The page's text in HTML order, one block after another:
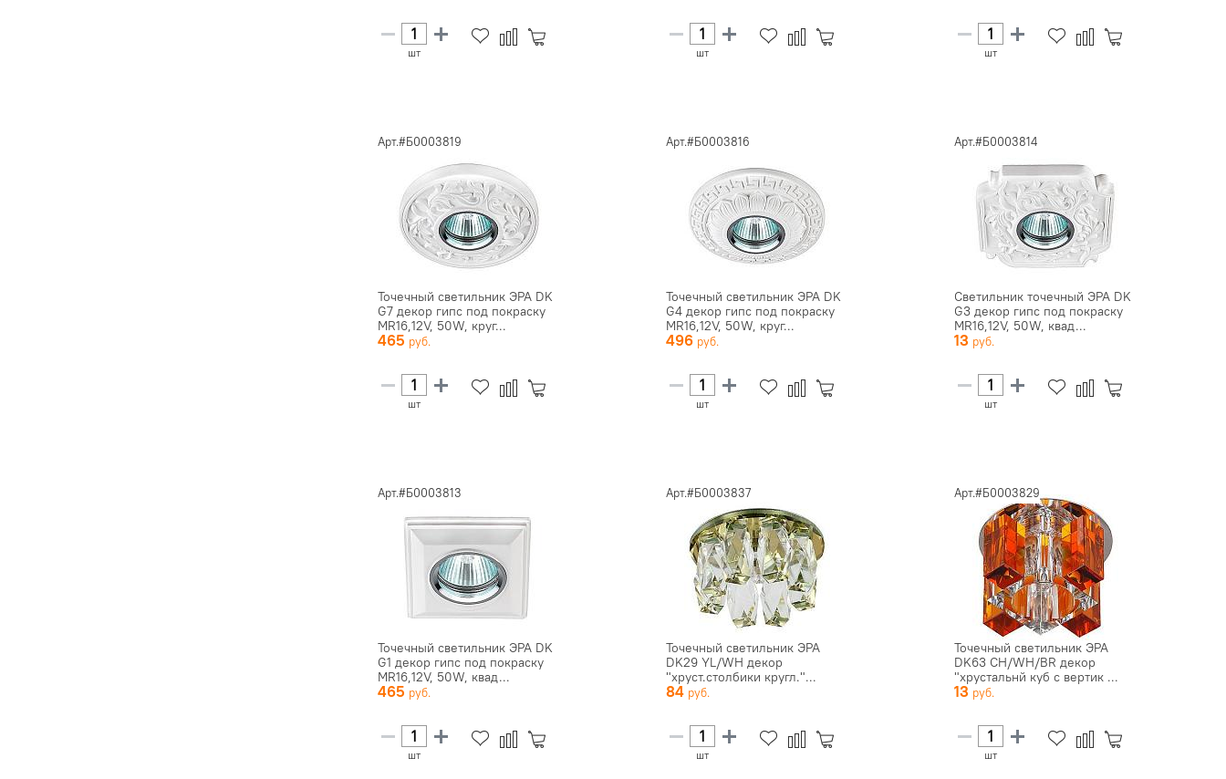
шт шт шт
Арт.#Б0003819
Точечный светильник ЭРА DK
G7 декор гипс под покраску
MR16,12V, 50W, круг...
465
шт
Арт.#Б0003816
Точечный светильник ЭРА DK
G4 декор гипс под покраску
MR16,12V, 50W, круг...
496
шт
Арт.#Б0003814
Светильник точечный ЭРА DK
G3 декор гипс под покраску
MR16,12V, 50W, квад...
13
шт
Арт.#Б0003813
Точечный светильник ЭРА DK
G1 декор гипс под покраску
MR16,12V, 50W, квад...
465
шт
Арт.#Б0003837
Точечный светильник ЭРА
DK29 YL/WH декор
"хруст.столбики кругл."...
84
шт
Арт.#Б0003829
Точечный светильник ЭРА
DK63 CH/WH/BR декор
"хрустальнй куб с вертик ...
13
шт